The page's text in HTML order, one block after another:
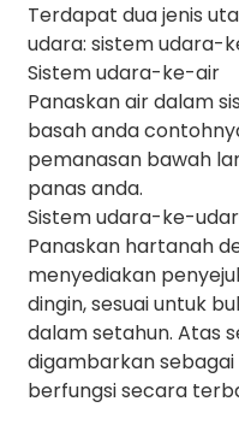
Terdapat dua jenis
udara: sistem udara-
Sistem udara-ke-air
Panaskan air dalam
basah anda
pemanasan bawah
panas anda.
Sistem udara-ke-
Panaskan hartanah
menyediakan
dingin, sesuai untuk
dalam setahun. Atas
digambarkan
berfungsi secara